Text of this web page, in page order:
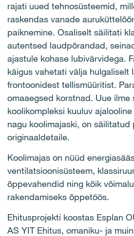
rajati uued tehnosüsteemid,
raskendas vanade
paiknemine. Osaliselt säilitati
autentsed laudpõrandad,
ajastule kohase lubivärvidega.
käigus vahetati välja hulgaliselt
frontoonidest tellismüüritist.
omaaegsed korstnad. Uue ilme
koolikompleksi kuuluv
nagu koolimajaski, on säilitatud
originaaldetaile.
Koolimajas on nüüd
ventilatsioonisüsteem,
õppevahendid ning kõik
rakendamiseks õppetöös.
Ehitusprojekti koostas Esplan
AS YIT Ehitus, omaniku- ja